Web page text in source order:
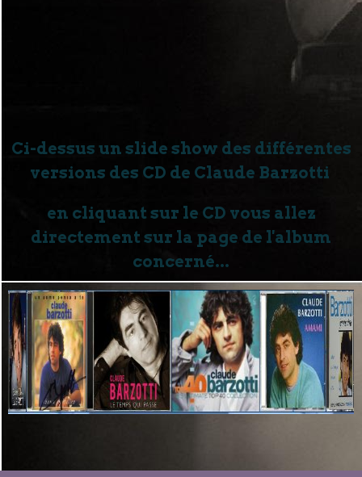
Ci-dessus un slide show des différentes
versions des CD de Claude Barzotti
en cliquant sur le CD vous allez
directement sur la page de l'album
concerné...